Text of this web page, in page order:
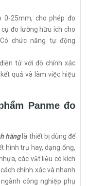
0-25mm, cho phép đo
đo lường hữu ích cho
chức năng tự động
tử với độ chính xác
quả và làm việc hiệu
Panme đo
hãnglà thiết bị dùng để
hình trụ hay, dạng ống,
các vật liệu có kích
chính xác và nhanh
công nghiệp phụ